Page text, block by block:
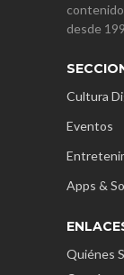
desde
Cultura
Eventos
Apps &
Quiénes